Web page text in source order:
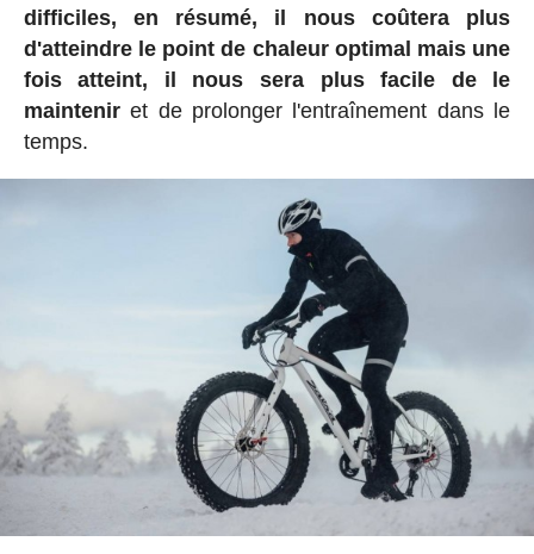
difficiles, en résumé, il nous coûtera plus
d'atteindre le point de chaleur optimal mais une
fois atteint, il nous sera plus facile de le
mainteniret de prolonger l'entraînement dans le
temps.